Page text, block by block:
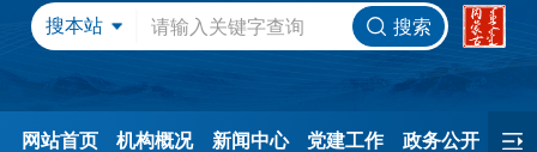
搜本站 搜索
网站首页 机构概况 新闻中心 党建工作 政务公开